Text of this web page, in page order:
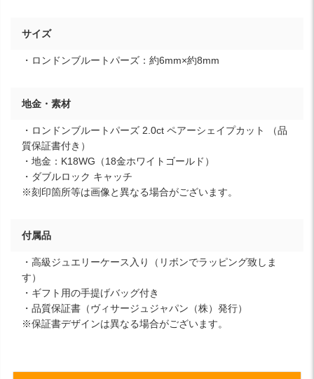
サイズ
・ロンドンブルートパーズ：約6mm×約8mm
地金・素材
・ロンドンブルートパーズ 2.0ct ペアーシェイプカット （品
質保証書付き）
・地金：K18WG（18金ホワイトゴールド）
・ダブルロック キャッチ
※刻印箇所等は画像と異なる場合がございます。
付属品
・高級ジュエリーケース入り（リボンでラッピング致しま
す）
・ギフト用の手提げバッグ付き
・品質保証書（ヴィサージュジャパン（株）発行）
※保証書デザインは異なる場合がございます。